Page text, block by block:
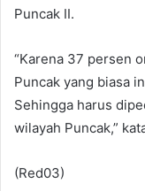
Puncak II.
“Karena 37 persen
Puncak yang biasa
Sehingga harus
wilayah Puncak,”
(Red03)